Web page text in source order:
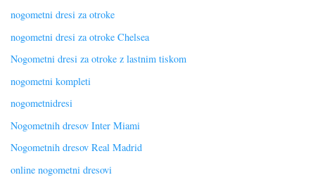
nogometni dresi za otroke
nogometni dresi za otroke Chelsea
Nogometni dresi za otroke z lastnim tiskom
nogometni kompleti
nogometnidresi
Nogometnih dresov Inter Miami
Nogometnih dresov Real Madrid
online nogometni dresovi